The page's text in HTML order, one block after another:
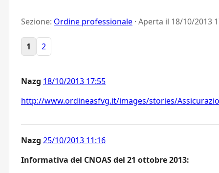
Sezione: Ordine professionale · Aperta il 18/10/2013
1 2
Nazg 18/10/2013 17:55
http://www.ordineasfvg.it/images/stories/
Nazg 25/10/2013 11:16
Informativa del CNOAS del 21 ottobre 2013: